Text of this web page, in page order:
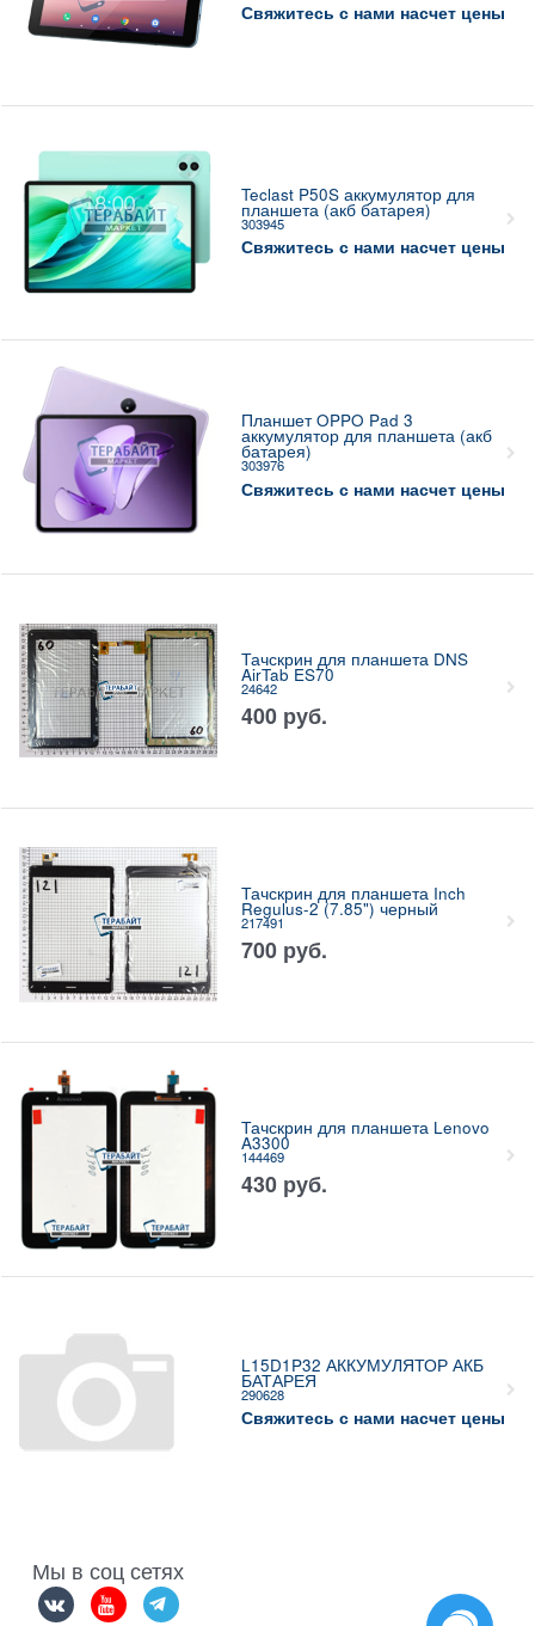
Свяжитесь с нами насчет цены
Teclast P50S аккумулятор для
планшета (акб батарея)
303945
Свяжитесь с нами насчет цены
Планшет OPPO Pad 3
аккумулятор для планшета (акб
батарея)
303976
Свяжитесь с нами насчет цены
Тачскрин для планшета DNS
AirTab ES70
24642
400 руб.
Тачскрин для планшета Inch
Regulus-2 (7.85") черный
217491
700 руб.
Тачскрин для планшета Lenovo
A3300
144469
430 руб.
L15D1P32 АККУМУЛЯТОР АКБ
БАТАРЕЯ
290628
Свяжитесь с нами насчет цены
Мы в соц сетях